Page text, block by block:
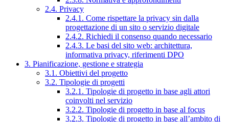
2.4. Privacy
2.4.1. Come rispettare la privacy sin dalla
progettazione di un sito o servizio digitale
2.4.2. Richiedi il consenso quando necessario
2.4.3. Le basi del sito web: architettura,
informativa privacy, riferimenti DPO
3. Pianificazione, gestione e strategia
3.1. Obiettivi del progetto
3.2. Tipologie di progetti
3.2.1. Tipologie di progetto in base agli attori
coinvolti nel servizio
3.2.2. Tipologie di progetto in base al focus
3.2.3. Tipologie di progetto in base all’ambito di